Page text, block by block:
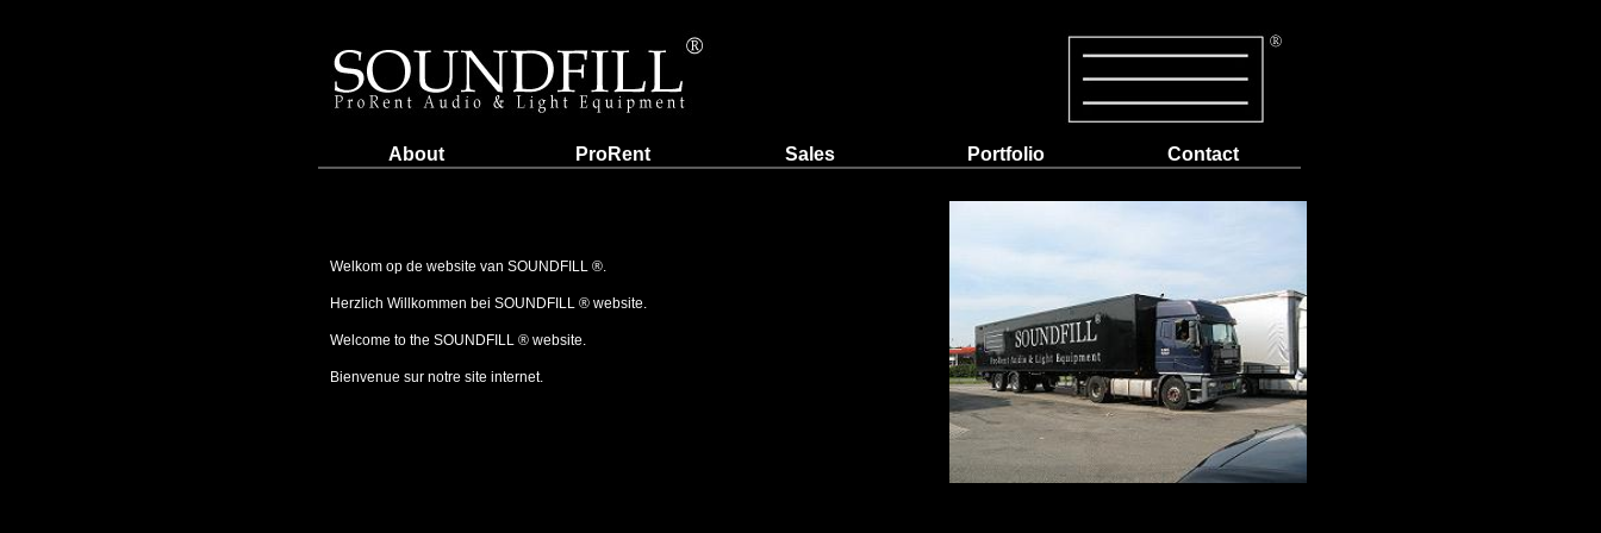
About ProRent Sales Portfolio Contact
Welkom op de website van SOUNDFILL ®.
Herzlich Willkommen bei SOUNDFILL ® website.
Welcome to the SOUNDFILL ® website.
Bienvenue sur notre site internet.